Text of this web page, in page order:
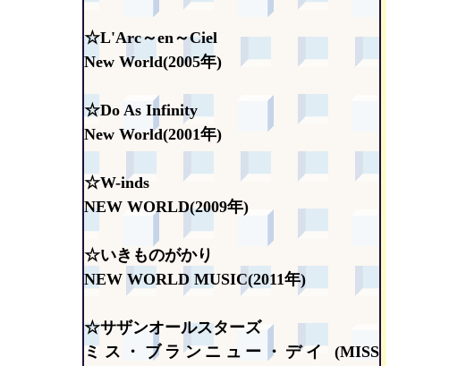
☆L'Arc～en～Ciel
New World(2005年)
☆Do As Infinity
New World(2001年)
☆W-inds
NEW WORLD(2009年)
☆いきものがかり
NEW WORLD MUSIC(2011年)
☆サザンオールスターズ
ミス・ブランニュー・デイ (MISS